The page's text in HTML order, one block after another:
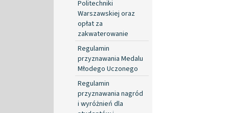
Politechniki
Warszawskiej oraz
opłat za
zakwaterowanie
Regulamin
przyznawania Medalu
Młodego Uczonego
Regulamin
przyznawania nagród
i wyróżnień dla